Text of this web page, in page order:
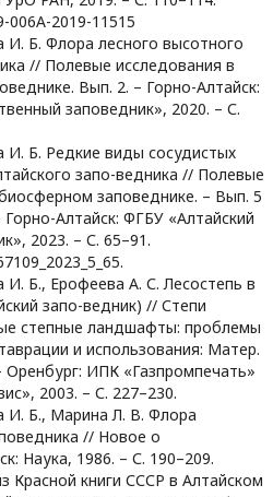
006А-2019-11515
И. Б. Флора лесного высотного
// Полевые исследования в
Вып. 2. – Горно-Алтайск:
заповедник», 2020. – С.
И. Б. Редкие виды сосудистых
запо-ведника // Полевые
заповеднике. – Вып. 5
Алтайск: ФГБУ «Алтайский
2023. – С. 65–91.
Б., Ерофеева А. С. Лесостепь в
запо-ведник) // Степи
степные ландшафты: проблемы
и использования: Матер.
ИПК «Газпромпечать»
2003. – С. 227–230.
И. Б., Марина Л. В. Флора
// Новое о
Наука, 1986. – С. 190–209.
Красной книги СССР в Алтайском